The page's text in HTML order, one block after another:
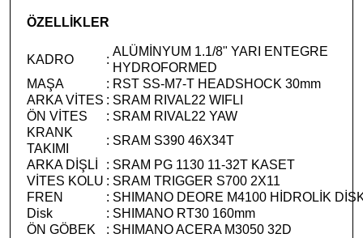
ÖZELLİKLER
KADRO :
ALÜMİNYUM 1.1/8" YARI ENTEGRE
HYDROFORMED
MAŞA
: RST SS-M7-T HEADSHOCK 30mm
ARKA VİTES : SRAM RIVAL22 WIFLI
ÖN VİTES
: SRAM RIVAL22 YAW
KRANK
TAKIMI
: SRAM S390 46X34T
ARKA DİŞLİ
: SRAM PG 1130 11-32T KASET
VİTES KOLU : SRAM TRIGGER S700 2X11
FREN
: SHIMANO DEORE M4100 HİDROLİK
Disk
: SHIMANO RT30 160mm
ÖN GÖBEK
: SHIMANO ACERA M3050 32D